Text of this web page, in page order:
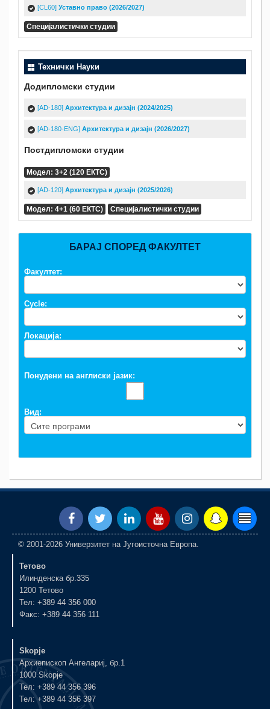
[CL60] Уставно право (2026/2027)
Специјалистички студии
Технички Науки
Додипломски студии
[AD-180] Архитектура и дизајн (2024/2025)
[AD-180-ENG] Архитектура и дизајн (2026/2027)
Постдипломски студии
Модел: 3+2 (120 ЕКТС)
[AD-120] Архитектура и дизајн (2025/2026)
Модел: 4+1 (60 ЕКТС) Специјалистички студии
БАРАЈ СПОРЕД ФАКУЛТЕТ
Факултет:
Cycle:
Локација:
Понудени на англиски јазик:
Вид:
© 2001-2026 Универзитет на Југоисточна Европа.
Тетово
Илинденска бр.335
1200 Тетово
Тел: +389 44 356 000
Факс: +389 44 356 111
Skopje
Архиепископ Ангелариј, бр.1
1000 Skopje
Тел: +389 44 356 396
Тел: +389 44 356 397